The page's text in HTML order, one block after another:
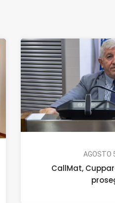
AGOSTO
CallMat,